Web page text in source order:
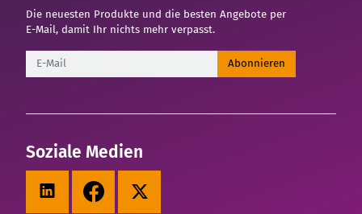
Die neuesten Produkte und die besten Angebote per
E-Mail, damit Ihr nichts mehr verpasst.
Newsletter Abonnieren
Soziale Medien
LinkedIn FacebookX (Twitter)